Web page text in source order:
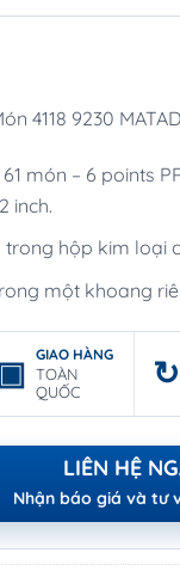
4118 9230
món – 6 points
inch.
hộp kim loại
một khoang
GIAO HÀNG
TOÀN
QUỐC
LIÊN HỆ
Nhận báo giá và tư